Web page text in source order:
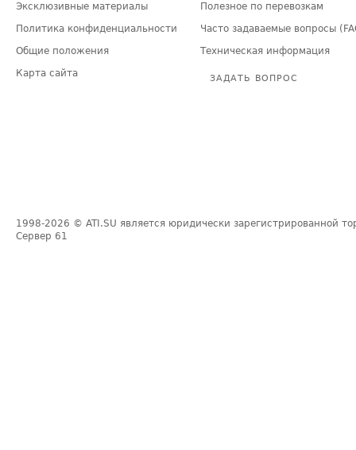
Эксклюзивные материалы
Политика конфиденциальности
Общие положения
Карта сайта
Полезное по перевозкам
Часто задаваемые вопросы
Техническая информация
ЗАДАТЬ ВОПРОС
1998-2026 © ATI.SU является юридически зарегистрированной
Сервер 61